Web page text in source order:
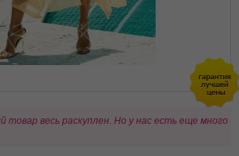
товар весь раскуплен. Но у нас есть еще много